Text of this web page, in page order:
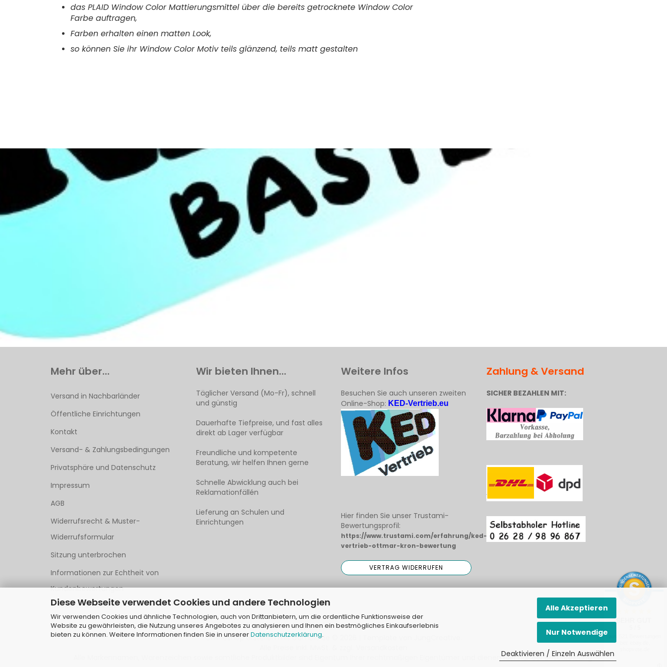
Diese Webseite verwendet Cookies und andere Technologien
Wir verwenden Cookies und ähnliche Technologien, auch von Drittanbietern, um die ordentliche Funktionsweise der
Website zu gewährleisten, die Nutzung unseres Angebotes zu analysieren und Ihnen ein bestmögliches Einkaufserlebnis
bieten zu können. Weitere Informationen finden Sie in unsererDatenschutzerklärung.
Alle Akzeptieren
Nur Notwendige
Deaktivieren / Einzeln Auswählen
das PLAID Window ColorMattierungsmittel über die bereits getrocknete Window Color
Farbe auftragen,
Farben erhalten einen matten Look,
so können Sie ihr Window Color Motiv teils glänzend, teils matt gestalten
Mehr über...
Versand in Nachbarländer
Öffentliche Einrichtungen
Kontakt
Versand- & Zahlungsbedingungen
Privatsphäre und Datenschutz
Impressum
AGB
Widerrufsrecht & Muster-
Widerrufsformular
Sitzung unterbrochen
Informationen zur Echtheit von
Kundenbewertungen
Cookie Einstellungen
Wir bieten Ihnen...
Täglicher Versand (Mo-Fr), schnell
und günstig
Dauerhafte Tiefpreise, und fast alles
direkt ab Lager verfügbar
Freundliche und kompetente
Beratung, wir helfen Ihnen gerne
Schnelle Abwicklung auch bei
Reklamationfällén
Lieferung an Schulen und
Einrichtungen
Weitere Infos
Besuchen Sie auch unseren zweiten
Online-Shop: KED-Vertrieb.eu
Hier finden Sie unser Trustami-
Bewertungsprofil:
https://www.trustami.com/erfahrung/ked-
vertrieb-ottmar-kron-bewertung
Zahlung & Versand
SICHER BEZAHLEN MIT:
Onlineshop erstellenmit Gambio.de © 2026 | Template von
Alle Markennamen, Warenzeichen sowie sämtliche Produktbilder sind Eigentum Ihrer rechtmäßigen Eigentümer und dienen hier nur der Beschreibung.
SEHR GUT